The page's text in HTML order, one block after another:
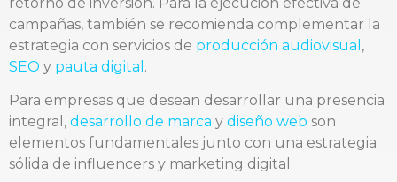
campañas, también se recomienda complementar la
estrategia con servicios de producción audiovisual ,
SEO y pauta digital .
Para empresas que desean desarrollar una presencia
integral, desarrollo de marca y diseño web son
elementos fundamentales junto con una estrategia
sólida de influencers y marketing digital.